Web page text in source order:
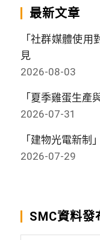
最新文章
「社群媒體使
見
2026-08-03
「夏季雞蛋生產
2026-07-31
「建物光電新制
2026-07-29
SMC資料發